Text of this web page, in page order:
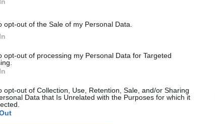
opt-out of the Sale of my Personal Data.
opt-out of processing my Personal Data for Targeted
opt-out of Collection, Use, Retention, Sale, and/or Sharing
Data that Is Unrelated with the Purposes for which it
Sanierung und Zukunft eines
Format richtet sich an Interessierte aus
die klösterliche Tradition in einem heutigen
und gesellschaftlichen Wandel an
sich für kirchliche Räume, geistliche Bildung
interessiert, sollte diesen Abend live